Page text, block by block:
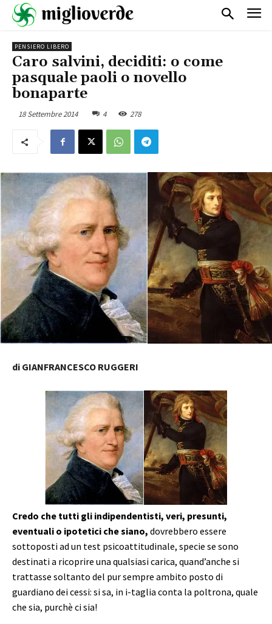
PENSIERO LIBERO
Caro salvini, deciditi: o come
pasquale paoli o novello
bonaparte
18 Settembre 2014 4 278
di GIANFRANCESCO RUGGERI
Credo che tutti gli indipendentisti, veri, presunti,
eventuali o ipotetici che siano, dovrebbero essere
sottoposti ad un test psicoattitudinale, specie se sono
destinati a ricoprire una qualsiasi carica, quand’anche si
trattasse soltanto del pur sempre ambito posto di
guardiano dei cessi: si sa, in i-taglia conta la poltrona, quale
che sia, purchè ci sia!